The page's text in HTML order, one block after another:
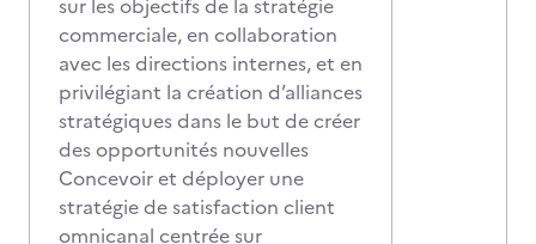
sur les objectifs de la stratégie
commerciale, en collaboration
avec les directions internes, et en
privilégiant la création d’alliances
stratégiques dans le but de créer
des opportunités nouvelles
Concevoir et déployer une
stratégie de satisfaction client
omnicanal centrée sur